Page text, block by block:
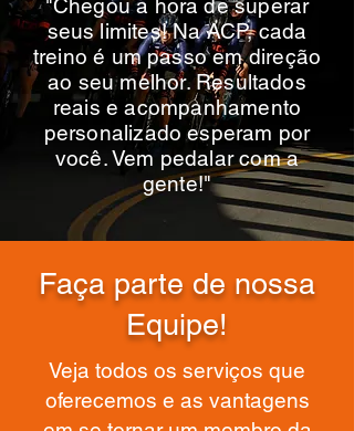
Saiba mais
PLANOS ESPECIAIS
Saiba mais
"Chegou a hora de superar
seus limites! Na ACP, cada
treino é um passo em direção
ao seu melhor. Resultados
reais e acompanhamento
personalizado esperam por
você. Vem pedalar com a
gente!"
Faça parte de nossa
Equipe!
Veja todos os serviços que
oferecemos e as vantagens